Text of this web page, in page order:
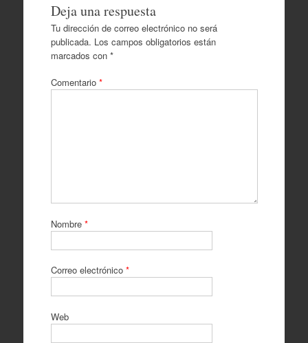
Deja una respuesta
Tu dirección de correo electrónico no será
publicada. Los campos obligatorios están
marcados con *
Comentario *
Nombre *
Correo electrónico *
Web